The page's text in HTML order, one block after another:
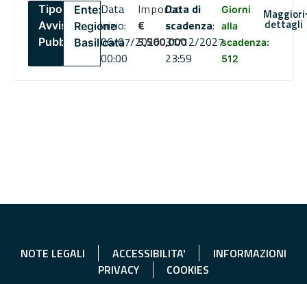
Tipo:
Avviso
Pubblico
Ente:
Regione
Basilicata
Data
inizio:
06/07/2026
00:00
Importo
€
5,500,000
Data di
scadenza:
31/12/2027
23:59
Giorni
alla
scadenza:
512
Maggiori
dettagli
NOTE LEGALI ACCESSIBILITA'
INFORMAZIONI
PRIVACY
COOKIES